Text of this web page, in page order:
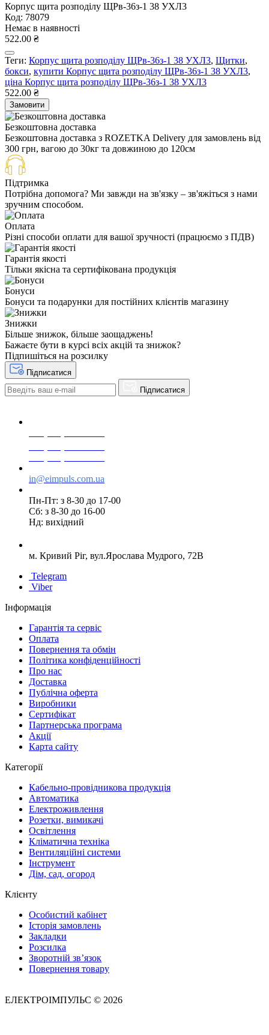
Корпус щита розподілу ЩРв-36з-1 38 УХЛ3
Код: 78079
Немає в наявності
522.00 ₴
Теги: Корпус щита розподілу ЩРв-36з-1 38 УХЛ3, Щитки,
бокси, купити Корпус щита розподілу ЩРв-36з-1 38 УХЛ3,
ціна Корпус щита розподілу ЩРв-36з-1 38 УХЛ3
522.00 ₴
Замовити
Безкоштовна доставка
Безкоштовна доставка з ROZETKA Delivery для замовлень від
300 грн, вагою до 30кг та довжиною до 120см
Підтримка
Потрібна допомога? Ми завжди на зв'язку – зв'яжіться з нами
зручним способом.
Оплата
Різні способи оплати для вашої зручності (працюємо з ПДВ)
Гарантія якості
Тільки якісна та сертифікована продукція
Бонуси
Бонуси та подарунки для постійних клієнтів магазину
Знижки
Більше знижок, більше заощаджень!
Бажаєте бути в курсі всіх акцій та знижок?
Підпишіться на розсилку
Підписатися
Підписатися
in@eimpuls.com.ua
Пн-Пт: з 8-30 до 17-00
Сб: з 8-30 до 16-00
Нд: вихідний
м. Кривий Ріг, вул.Ярослава Мудрого, 72В
Telegram
Viber
Інформація
Гарантія та сервіс
Оплата
Повернення та обмін
Політика конфіденційності
Про нас
Доставка
Публічна оферта
Виробники
Сертифікат
Партнерська програма
Акції
Карта сайту
Категорії
Кабельно-провідникова продукція
Автоматика
Електроживлення
Розетки, вимикачі
Освітлення
Кліматична техніка
Вентиляційні системи
Інструмент
Дім, сад, огород
Клієнту
Особистий кабінет
Історія замовлень
Закладки
Розсилка
Зворотній зв’язок
Повернення товару
ЕЛЕКТРОІМПУЛЬС © 2026